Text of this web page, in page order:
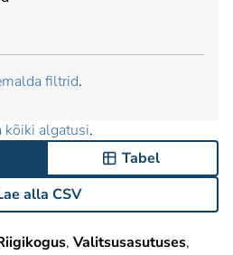
filtrid.
kõiki algatusi.
Tabel
alla CSV
Valitsusasutuses